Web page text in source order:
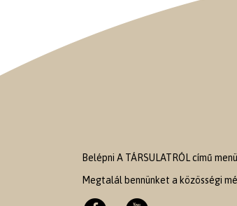
Belépni A TÁRSULATRÓL című
Megtalál bennünket a közösségi